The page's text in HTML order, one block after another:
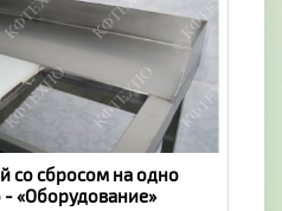
со сбросом на одно
- «Оборудование»